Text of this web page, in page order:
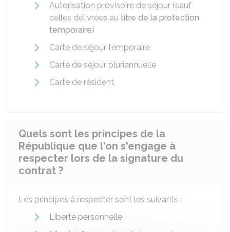
Autorisation provisoire de séjour (sauf
celles délivrées au titre de la protection
temporaire)
Carte de séjour temporaire
Carte de séjour pluriannuelle
Carte de résident.
Quels sont les principes de la
République que l'on s'engage à
respecter lors de la signature du
contrat ?
Les principes à respecter sont les suivants :
Liberté personnelle